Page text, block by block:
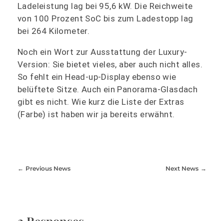
Ladeleistung lag bei 95,6 kW. Die Reichweite
von 100 Prozent SoC bis zum Ladestopp lag
bei 264 Kilometer.
Noch ein Wort zur Ausstattung der Luxury-
Version: Sie bietet vieles, aber auch nicht alles.
So fehlt ein Head-up-Display ebenso wie
belüftete Sitze. Auch ein Panorama-Glasdach
gibt es nicht. Wie kurz die Liste der Extras
(Farbe) ist haben wir ja bereits erwähnt.
Previous News Next News